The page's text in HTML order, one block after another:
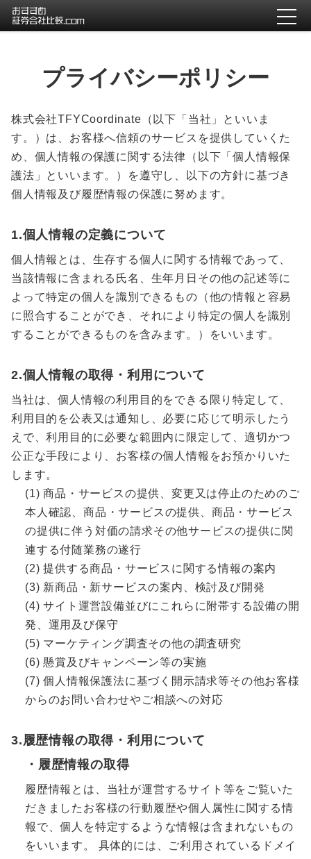
プライバシーポリシー
株式会社TFYCoordinate（以下「当社」といいま
す。）は、お客様へ信頼のサービスを提供していくた
め、個人情報の保護に関する法律（以下「個人情報保
護法」といいます。）を遵守し、以下の方針に基づき
個人情報及び履歴情報の保護に努めます。
1.個人情報の定義について
個人情報とは、生存する個人に関する情報であって、
当該情報に含まれる氏名、生年月日その他の記述等に
よって特定の個人を識別できるもの（他の情報と容易
に照合することができ、それにより特定の個人を識別
することができるものを含みます。）をいいます。
2.個人情報の取得・利用について
当社は、個人情報の利用目的をできる限り特定して、
利用目的を公表又は通知し、必要に応じて明示したう
えで、利用目的に必要な範囲内に限定して、適切かつ
公正な手段により、お客様の個人情報をお預かりいた
します。
(1) 商品・サービスの提供、変更又は停止のためのご
本人確認、商品・サービスの提供、商品・サービス
の提供に伴う対価の請求その他サービスの提供に関
連する付随業務の遂行
(2) 提供する商品・サービスに関する情報の案内
(3) 新商品・新サービスの案内、検討及び開発
(4) サイト運営設備並びにこれらに附帯する設備の開
発、運用及び保守
(5) マーケティング調査その他の調査研究
(6) 懸賞及びキャンペーン等の実施
(7) 個人情報保護法に基づく開示請求等その他お客様
からのお問い合わせやご相談への対応
3.履歴情報の取得・利用について
・履歴情報の取得
履歴情報とは、当社が運営するサイト等をご覧いた
だきましたお客様の行動履歴や個人属性に関する情
報で、個人を特定するような情報は含まれないもの
をいいます。 具体的には、ご利用されているドメイ